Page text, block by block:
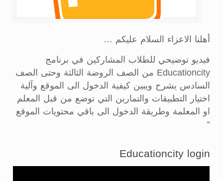
أهلنا الاعزاء السلام عليكم …
فيديو توضيحي للطلاب المشاركين في برنامج
Educationcity من الصف الروضة الثالثة وحتى الصف
السادس يشرح ويبين كيفية الدخول الى الموقع وآلية
اختيار التطبيقات والتمارين التي توضع من قبل المعلم
او المعلمة وطريقة الدخول الى باقي محتويات الموقع
“
Educationcity login